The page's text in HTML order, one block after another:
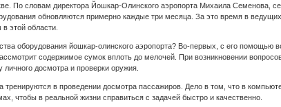
По словам директора Йошкар-Олинского аэропорта Михаила Семенова,
обновляются примерно каждые три месяца. За это время в
этой области.
оборудования йошкар-олинского аэропорта? Во-первых, с его
содержимое сумок вплоть до мелочей. При возникновении
личного досмотра и проверки оружия.
тренируются в проведении досмотра пассажиров. Дело в том, что в
чтобы в реальной жизни справиться с задачей быстро и качественно.